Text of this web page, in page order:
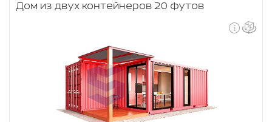
Дом из двух контейнеров 20 футов